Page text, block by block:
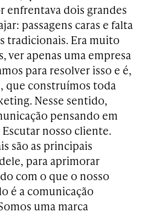
enfrentava dois grandes
passagens caras e falta
tradicionais. Era muito
ver apenas uma empresa
para resolver isso e é,
que construímos toda
Nesse sentido,
pensando em
nosso cliente.
são as principais
para aprimorar
com o que o nosso
é a comunicação
uma marca